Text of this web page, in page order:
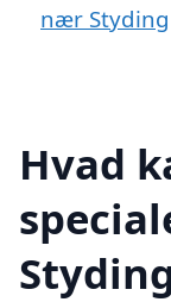
nær Styding
Hvad